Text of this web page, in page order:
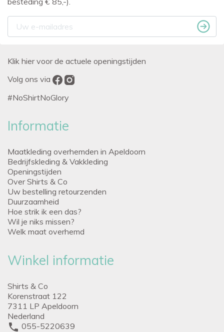
Klik hier voor de actuele openingstijden
Volg ons via
#NoShirtNoGlory
Informatie
Maatkleding overhemden in Apeldoorn
Bedrijfskleding & Vakkleding
Openingstijden
Over Shirts & Co
Uw bestelling retourzenden
Duurzaamheid
Hoe strik ik een das?
Wil je niks missen?
Welk maat overhemd
Winkel informatie
Shirts & Co
Korenstraat 122
7311 LP Apeldoorn
Nederland
phone 055-5220639